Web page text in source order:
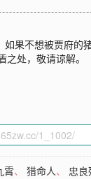
果不想被贾府
处，敬请谅解。
霄、猎命人、 忠